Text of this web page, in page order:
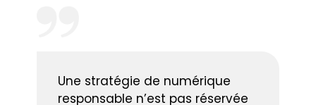
Une stratégie de numérique
responsable n’est pas réservée